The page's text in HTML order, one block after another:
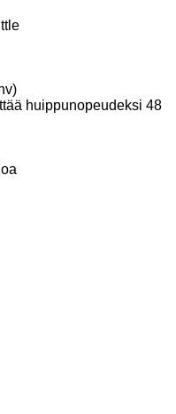
huippunopeudeksi 48